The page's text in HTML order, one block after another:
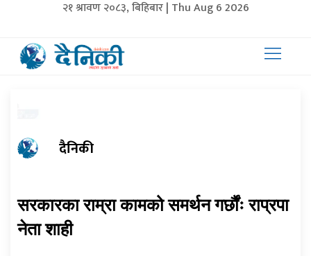
२१ श्रावण २०८३, बिहिबार | Thu Aug 6 2026
दैनिकी
सरकारका राम्रा कामको समर्थन गर्छौंः राप्रपा
नेता शाही